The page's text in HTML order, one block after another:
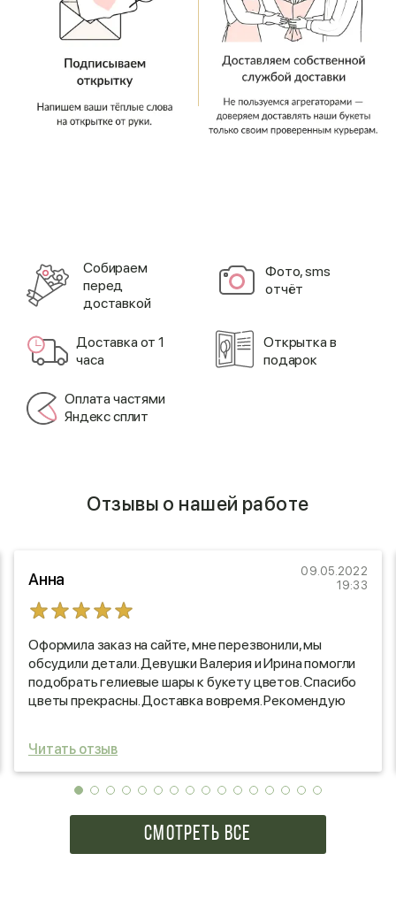
Cобираем
перед
доставкой
Фото, sms
отчёт
Доставка от 1
часа
Открытка в
подарок
Оплата частями
Яндекс сплит
Отзывы о нашей работе
Анна
09.05.2022
19:33
Оформила заказ на сайте, мне перезвонили, мы
обсудили детали. Девушки Валерия и Ирина помогли
подобрать гелиевые шары к букету цветов. Спасибо
цветы прекрасны. Доставка вовремя. Рекомендую
Читать отзыв
СМОТРЕТЬ ВСЕ